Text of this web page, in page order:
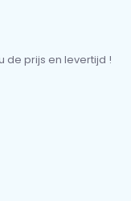
de prijs en levertijd !